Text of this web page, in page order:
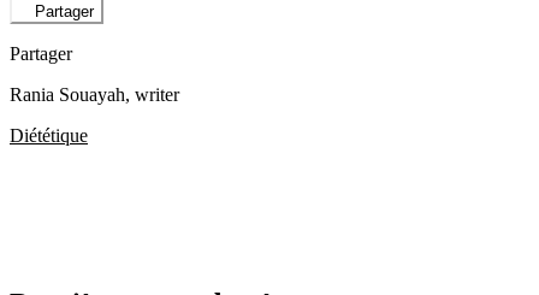
Partager
Partager
Rania Souayah, writer
Diététique